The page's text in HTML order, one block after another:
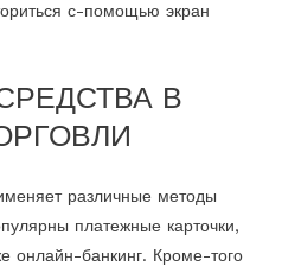
с-помощью экран
В
различные методы
платежные карточки,
онлайн-банкинг. Кроме-того